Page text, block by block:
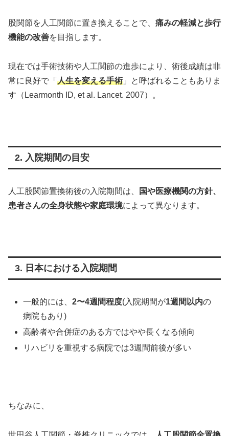
股関節を人工関節に置き換えることで、 痛みの軽減と歩行
機能の改善を目指します。
現在では手術技術や人工関節の進歩により、術後成績は非
常に良好で「 人生を変える手術 」と呼ばれることもありま
す（Learmonth ID, et al. Lancet. 2007）。
2. 入院期間の目安
人工股関節置換術後の入院期間は、
国や医療機関の方針、
患者さんの全身状態や家庭環境によって異なります。
3. 日本における入院期間
一般的には、2〜4週間程度(入院期間が1週間以内の
病院もあり)
高齢者や合併症のある方ではやや長くなる傾向
リハビリを重視する病院では3週間前後が多い
ちなみに、